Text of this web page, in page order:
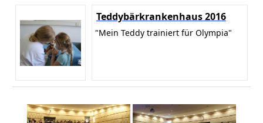
Teddybärkrankenhaus 2016
"Mein Teddy trainiert für Olympia"